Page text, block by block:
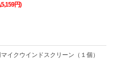
円)
イクウインドスクリーン（１個）